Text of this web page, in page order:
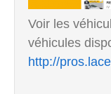
Voir les
véhicules
http://